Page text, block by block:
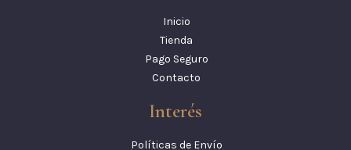
Inicio
Tienda
Pago Seguro
Contacto
Interés
Políticas de Envío